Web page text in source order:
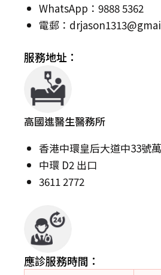
WhatsApp：9888 5362
電郵：
服務地址：
高國進醫生醫務所
香港中環皇后大道中33號
中環 D2 出口
3611 2772
應診服務時間：